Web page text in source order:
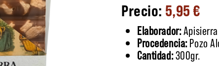
5,95€
Elaborador:Apisierra
Procedencia:Pozo
Cantidad:300gr.